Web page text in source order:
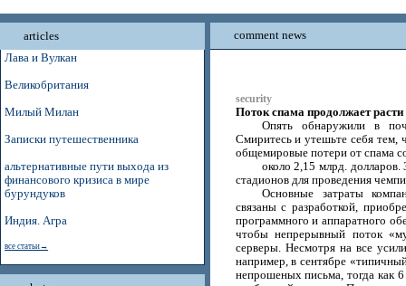
articles
Лава и Вулкан
Великобритания
Милый Милан
Записки путешественника
альтернативные пути выхода из
финансового кризиса в мире
бурундуков
Индия. Агра
все статьи→
comment news
security
Поток спама продолжает расти
Опять обнаружили в
Смиритесь и утешьте себя тем,
общемировые потери от спама
около 2,15 млрд.
стадионов для проведения
Основные затраты
связаны с разработкой,
программного и аппаратного
чтобы непрерывный поток
серверы. Несмотря на все
например, в сентябре
непрошеных письма, тогда как 6